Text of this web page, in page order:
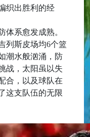
织出胜利的经
体系愈发成熟。
列斯皮场均6个篮
潮水般汹涌，防
战，太阳虽以失
合，以及球队在
这支队伍的无限